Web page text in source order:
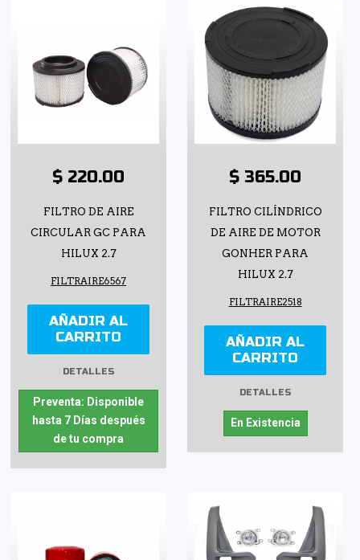
$ 220.00
FILTRO DE AIRE
CIRCULAR GC PARA
HILUX 2.7
FILTRAIRE6567
AÑADIR AL
CARRITO
DETALLES
Preventa: Disponible
hasta 7 Días después
de tu compra
$ 365.00
FILTRO CILÍNDRICO
DE AIRE DE MOTOR
GONHER PARA
HILUX 2.7
FILTRAIRE2518
AÑADIR AL
CARRITO
DETALLES
En Existencia